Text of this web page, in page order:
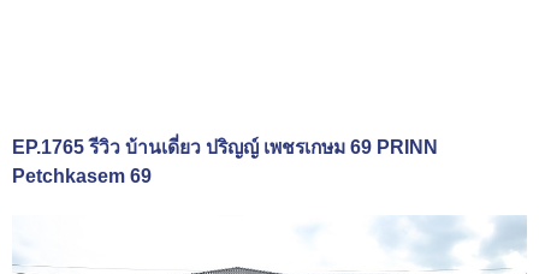
EP.1765 รีวิว บ้านเดี่ยว ปริญญ์ เพชรเกษม 69 PRINN
Petchkasem 69